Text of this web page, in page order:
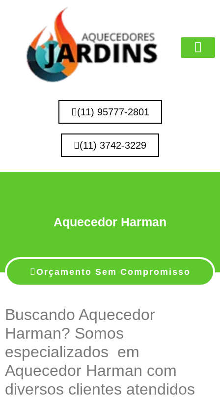
(11) 95777-2801
(11) 3742-3229
Aquecedor Harman
Orçamento Sem Compromisso
Buscando Aquecedor
Harman? Somos
especializados em
Aquecedor Harman com
diversos clientes atendidos